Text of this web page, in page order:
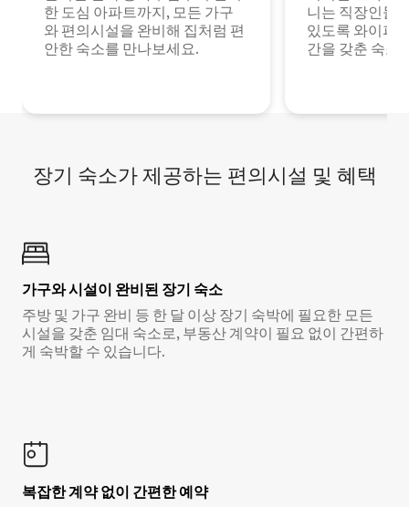
한 도심 아파트까지, 모든 가구
와 편의시설을 완비해 집처럼 편
안한 숙소를 만나보세요.
니는 직장인들
있도록 와이파
간을 갖춘 숙소
장기 숙소가 제공하는 편의시설 및 혜택
가구와 시설이 완비된 장기 숙소
주방 및 가구 완비 등 한 달 이상 장기 숙박에 필요한 모든
시설을 갖춘 임대 숙소로, 부동산 계약이 필요 없이 간편하
게 숙박할 수 있습니다.
복잡한 계약 없이 간편한 예약